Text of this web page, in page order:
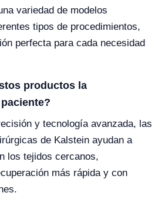
variedad de modelos
tipos de procedimientos,
perfecta para cada necesidad
productos la
y tecnología avanzada, las
de Kalstein ayudan a
los tejidos cercanos,
más rápida y con